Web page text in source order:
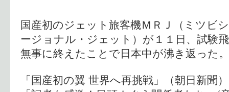
国産初のジェット旅客機ＭＲＪ（ミツビ
ージョナル・ジェット）が１１日、試験
無事に終えたことで日本中が沸き返った。
「国産初の翼 世界へ再挑戦」（朝日新聞）